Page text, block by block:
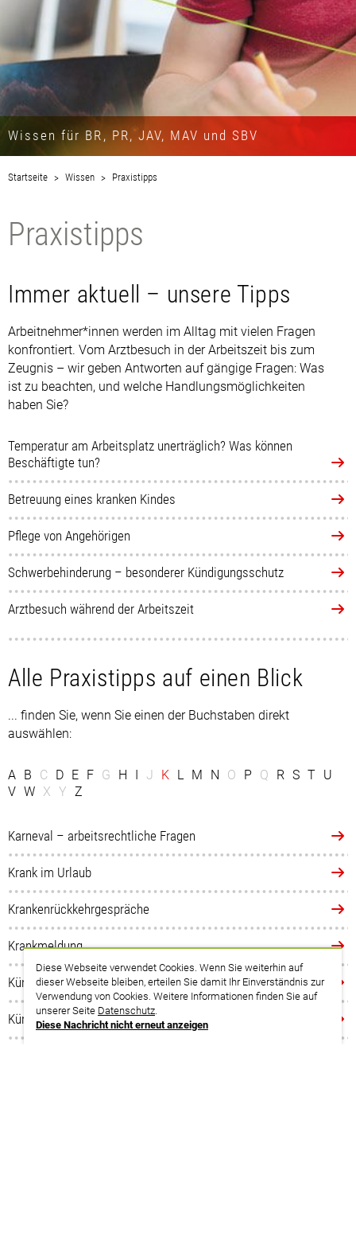
Diese Webseite verwendet Cookies. Wenn Sie weiterhin auf
dieser Webseite bleiben, erteilen Sie damit Ihr Einverständnis zur
Verwendung von Cookies. Weitere Informationen finden Sie auf
unserer Seite Datenschutz.
Diese Nachricht nicht erneut anzeigen
Wissen für BR, PR, JAV, MAV und SBV
Startseite Wissen Praxistipps
Praxistipps
Immer aktuell – unsere Tipps
Arbeitnehmer*innen werden im Alltag mit vielen Fragen
konfrontiert. Vom Arztbesuch in der Arbeitszeit bis zum
Zeugnis – wir geben Antworten auf gängige Fragen: Was
ist zu beachten, und welche Handlungsmöglichkeiten
haben Sie?
Temperatur am Arbeitsplatz unerträglich? Was können
Beschäftigte tun?
Betreuung eines kranken Kindes
Pflege von Angehörigen
Schwerbehinderung – besonderer Kündigungsschutz
Arztbesuch während der Arbeitszeit
Alle Praxistipps auf einen Blick
... finden Sie, wenn Sie einen der Buchstaben direkt
auswählen:
A B C D E F G H J K L M N O P Q R S T U
V W X Y Z
Karneval – arbeitsrechtliche Fragen
Krank im Urlaub
Krankenrückkehrgespräche
Krankmeldung
Kündigung – was nun?
Kündigung bei Bagatelldelikten